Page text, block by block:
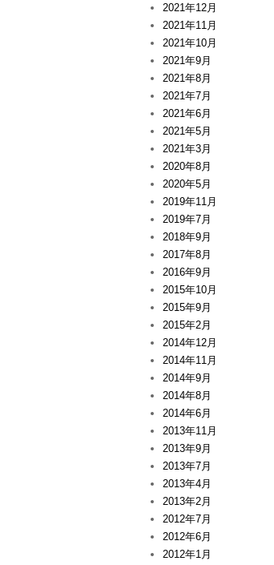
2021年12月
2021年11月
2021年10月
2021年9月
2021年8月
2021年7月
2021年6月
2021年5月
2021年3月
2020年8月
2020年5月
2019年11月
2019年7月
2018年9月
2017年8月
2016年9月
2015年10月
2015年9月
2015年2月
2014年12月
2014年11月
2014年9月
2014年8月
2014年6月
2013年11月
2013年9月
2013年7月
2013年4月
2013年2月
2012年7月
2012年6月
2012年1月